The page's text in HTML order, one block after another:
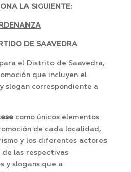
LA SIGUIENTE:
DE SAAVEDRA
el Distrito de Saavedra,
que incluyen el
slogan correspondiente a
como únicos elementos
de cada localidad,
y los diferentes actores
las respectivas
y slogans que a